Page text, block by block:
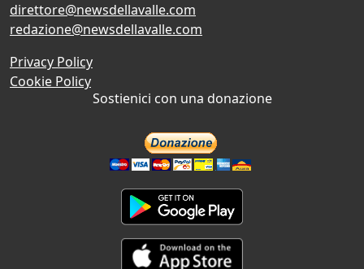
direttore@newsdellavalle.com
redazione@newsdellavalle.com
Privacy Policy
Cookie Policy
Sostienici con una donazione